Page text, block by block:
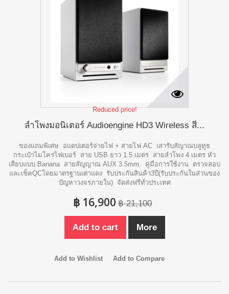
Reduced price!
ลำโพงมอนิเตอร์ Audioengine HD3 Wireless สี...
ของแถมพิเศษ อแดปเตอร์จ่ายไฟ + สายไฟ AC เสารับสัญาณบลูทูธ
กระเป๋าไมโครไฟเบอร์ สาย USB ยาว 1.5 เมตร สายลำโพง 4 เมตร หัว
เสียบแบบ Banana สายสัญญาณ AUX 3.5mm. คู่มือการใช้งาน ตรวจสอบ
และเช็คQCโดยมาตรฐานเต่าแดง รับประกันสินค้า3ปี(รับประกันในส่วนของ
ปัญหาวงจรภายใน) จัดส่งฟรีทั่วประเทศ
฿ 16,900 ฿ 21,100
Add to cart More
Add to Wishlist Add to Compare